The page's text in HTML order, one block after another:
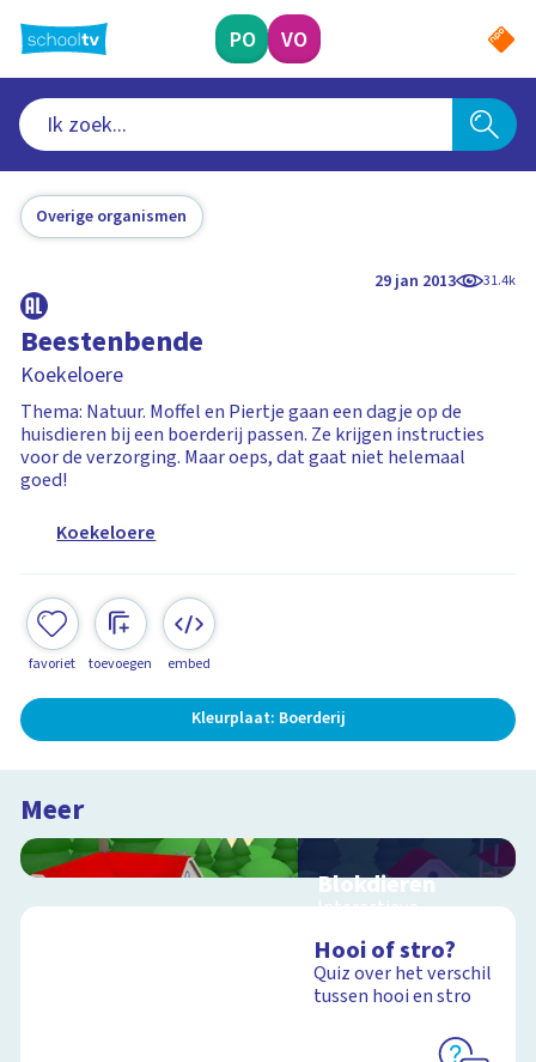
naar
hoofdinhoud
PO VO
Overige organismen
29 jan 2013 31.4k
Beestenbende
Koekeloere
Thema: Natuur. Moffel en Piertje gaan een dagje op de
huisdieren bij een boerderij passen. Ze krijgen instructies
voor de verzorging. Maar oeps, dat gaat niet helemaal
goed!
Koekeloere
favoriet toevoegen embed
Kleurplaat: Boerderij
Meer
Blokdieren
Interactieve
kinderboerderij
Schoolplaat
Hooi of stro?
Quiz over het verschil
tussen hooi en stro